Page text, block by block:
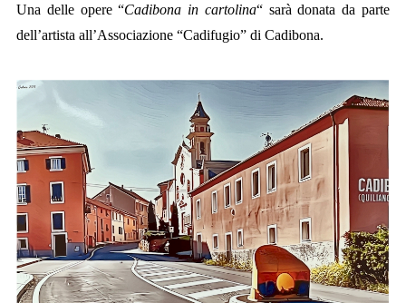
Una delle opere “Cadibona in cartolina“ sarà donata da parte
dell’artista all’Associazione “Cadifugio” di Cadibona.